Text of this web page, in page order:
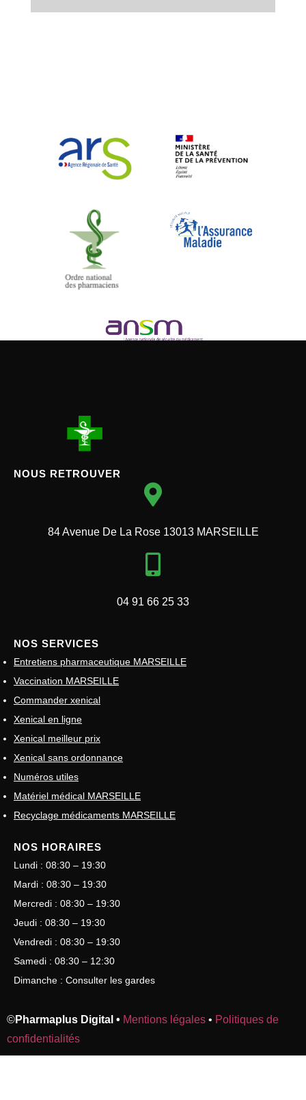
NOUS RETROUVER
84 Avenue De La Rose 13013 MARSEILLE
04 91 66 25 33
NOS SERVICES
Entretiens pharmaceutique MARSEILLE
Vaccination MARSEILLE
Commander xenical
Xenical en ligne
Xenical meilleur prix
Xenical sans ordonnance
Numéros utiles
Matériel médical MARSEILLE
Recyclage médicaments MARSEILLE
NOS HORAIRES
Lundi : 08:30 – 19:30
Mardi : 08:30 – 19:30
Mercredi : 08:30 – 19:30
Jeudi : 08:30 – 19:30
Vendredi : 08:30 – 19:30
Samedi : 08:30 – 12:30
Dimanche : Consulter les gardes
©Pharmaplus Digital • Mentions légales • Politiques de
confidentialités